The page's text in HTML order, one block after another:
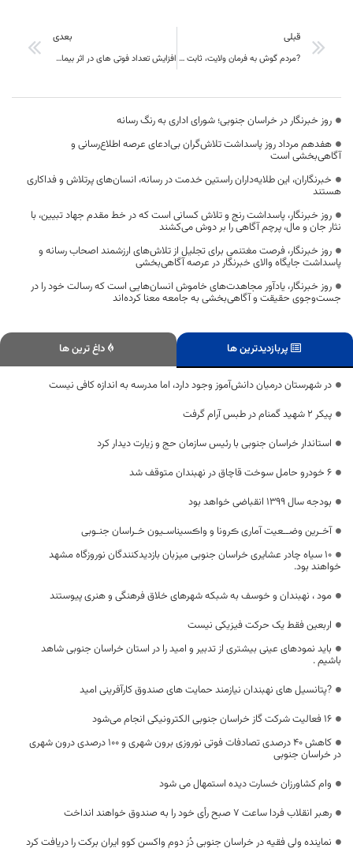
قبلی
?مردم گوش به فرمان ولایت، ثابت قدم در مسیر رسیدن نظام به قله های رفیع اهداف انقلاب
بعدی
افزایش تعداد فوتی های در اثر بیماری کرونابه 743 مورد در خراسان جنوبی رسید
روز خبرنگار در خراسان جنوبی؛ شورای اداری به رنگ رسانه
هفدهم مرداد روز پاسداشت تلاش‌گران بی‌ادعای عرصه اطلاع‌رسانی و
آگاهی‌بخشی است
خبرنگاران، این طلایه‌داران راستین خدمت در رسانه، انسان‌های پرتلاش و فداکاری
هستند
روز خبرنگار، پاسداشت رنج و تلاش کسانی است که در خط مقدم جهاد تبیین، با
نثار جان و مال، پرچم آگاهی را بر دوش می‌کشند
روز خبرنگار، فرصت مغتنمی برای تجلیل از تلاش‌های ارزشمند اصحاب رسانه و
پاسداشت جایگاه والای خبرنگار در عرصه آگاهی‌بخشی
روز خبرنگار، یادآور مجاهدت‌های خاموش انسان‌هایی است که رسالت خود را در
جست‌وجوی حقیقت و آگاهی‌بخشی به جامعه معنا کرده‌اند
پربازدیدترین ها داغ ترین ها
در شهرستان درمیان دانش‌آموز وجود دارد، اما مدرسه به اندازه کافی نیست
پیکر ۲ شهید گمنام در طبس آرام گرفت
استاندار خراسان جنوبی با رئیس سازمان حج و زیارت دیدار کرد
۶ خودرو حامل سوخت قاچاق در نهبندان متوقف شد
بودجه سال 1399 انقباضی خواهد بود
آخـرین وضــعیت آماری ڪرونا و واڪسیناسـیون خـراسان جنـوبی
10 سیاه چادر عشایری خراسان جنوبی میزبان بازدیدکنندگان نوروزگاه مشهد
خواهند بود.
مود ، نهبندان و خوسف به شبکه شهرهای خلاق فرهنگی و هنری پیوستند
اربعین فقط یک حرکت فیزیکی نیست
باید نمودهای عینی بیشتری از تدبیر و امید را در استان خراسان جنوبی شاهد
باشیم .
?پتانسیل های نهبندان نیازمند حمایت های صندوق کارآفرینی امید
۱۶ فعالیت شرکت گاز خراسان جنوبی الکترونیکی انجام می‌شود
کاهش ۴۰ درصدی تصادفات فوتی نوروزی برون شهری و ۱۰۰ درصدی درون شهری
در خراسان جنوبی
وام کشاورزان خسارت دیده استمهال می شود
رهبر انقلاب فردا ساعت ۷ صبح رأی خود را به صندوق خواهند انداخت
نماینده ولی فقیه در خراسان جنوبی دُز دوم واکسن کوو ایران برکت را دریافت کرد